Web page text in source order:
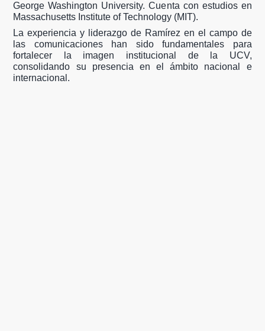
George Washington University. Cuenta con estudios en
Massachusetts Institute of Technology (MIT).
La experiencia y liderazgo de Ramírez en el campo de
las comunicaciones han sido fundamentales para
fortalecer la imagen institucional de la UCV,
consolidando su presencia en el ámbito nacional e
internacional.